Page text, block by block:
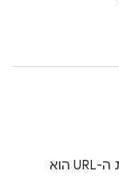
תואם אם החלק המארח של כתובת ה-URL הוא